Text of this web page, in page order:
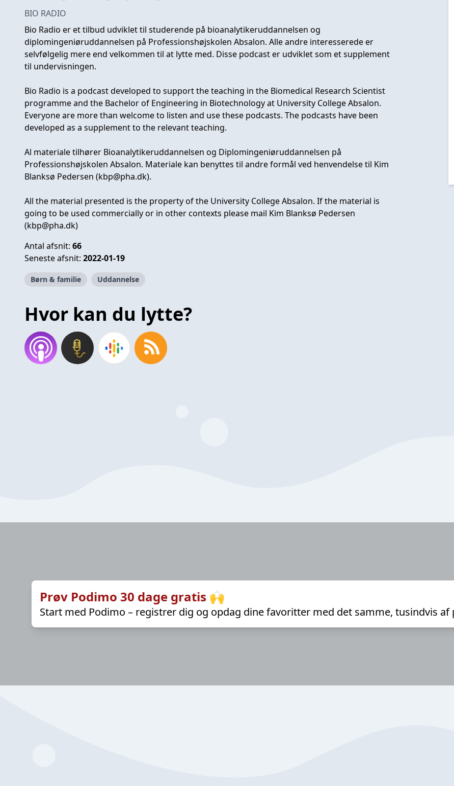
BIO RADIO
Bio Radio er et tilbud udviklet til studerende på bioanalytikeruddannelsen og
diplomingeniøruddannelsen på Professionshøjskolen Absalon. Alle andre interesserede er
selvfølgelig mere end velkommen til at lytte med. Disse podcast er udviklet som et supplement
til undervisningen.
Bio Radio is a podcast developed to support the teaching in the Biomedical Research Scientist
programme and the Bachelor of Engineering in Biotechnology at University College Absalon.
Everyone are more than welcome to listen and use these podcasts. The podcasts have been
developed as a supplement to the relevant teaching.
Al materiale tilhører Bioanalytikeruddannelsen og Diplomingeniøruddannelsen på
Professionshøjskolen Absalon. Materiale kan benyttes til andre formål ved henvendelse til Kim
Blanksø Pedersen (kbp@pha.dk).
All the material presented is the property of the University College Absalon. If the material is
going to be used commercially or in other contexts please mail Kim Blanksø Pedersen
(kbp@pha.dk)
Antal afsnit: 66
Seneste afsnit: 2022-01-19
Børn & familie Uddannelse
Hvor kan du lytte?
Prøv Podimo 30 dage gratis 🙌
Start med Podimo – registrer dig og opdag dine favoritter med det samme, tusindvis